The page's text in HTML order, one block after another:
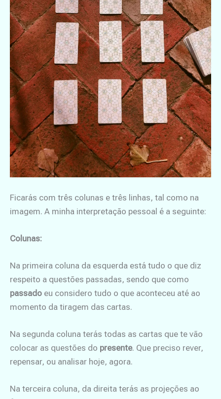
Ficarás com três colunas e três linhas, tal como na
imagem. A minha interpretação pessoal é a seguinte:
Colunas:
Na primeira coluna da esquerda está tudo o que diz
respeito a questões passadas, sendo que como
passado eu considero tudo o que aconteceu até ao
momento da tiragem das cartas.
Na segunda coluna terás todas as cartas que te vão
colocar as questões do presente. Que preciso rever,
repensar, ou analisar hoje, agora.
Na terceira coluna, da direita terás as projeções ao